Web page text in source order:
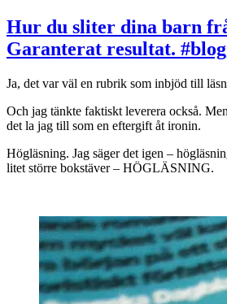
mormor
och
högläsning
dag
Hur du sliter dina barn
Garanterat resultat.
Ja, det var väl en rubrik som inbjöd till
Och jag tänkte faktiskt leverera också.
det la jag till som en eftergift åt ironin.
Högläsning. Jag säger det igen –
litet större bokstäver – HÖGLÄSNING.